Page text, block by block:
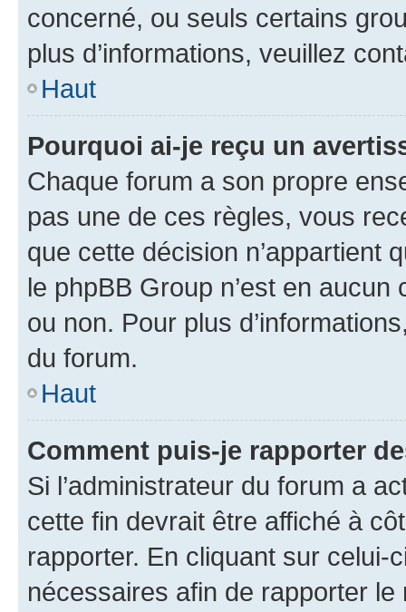
concerné, ou seuls certains
plus d’informations, veuillez
Haut
Pourquoi ai-je reçu un
Chaque forum a son propre
pas une de ces règles, vous
que cette décision n’appartient
le phpBB Group n’est en
ou non. Pour plus
du forum.
Haut
Comment puis-je rapporter
Si l’administrateur du forum a
cette fin devrait être affiché à
rapporter. En cliquant sur
nécessaires afin de rapporter le